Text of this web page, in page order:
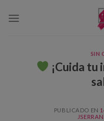
SIN
¡Cuida
PUBLICADO EN